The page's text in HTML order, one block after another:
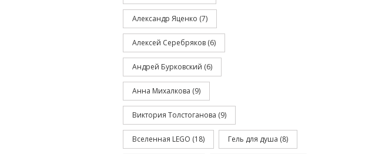
Александр Яценко (7)
Алексей Серебряков (6)
Андрей Бурковский (6)
Анна Михалкова (9)
Виктория Толстоганова (9)
Вселенная LEGO (18) Гель для душа (8)